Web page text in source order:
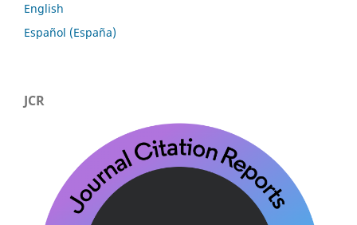
English
Español (España)
JCR